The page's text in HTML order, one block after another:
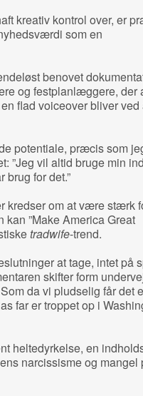
kreativ kontrol over, er
som en
benovet
og festplanlæggere, der
flad voiceover bliver ved
potentiale, præcis som
”Jeg vil altid bruge min
for det.”
kredser om at være stærk
”Make America Great
tradwife-trend.
at tage, intet på
skifter form
da vi pludselig får det
far er troppet op i
heltedyrkelse, en
narcissisme og mangel